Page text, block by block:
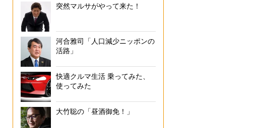
突然マルサがやって来た！
河合雅司「人口減少ニッポンの
活路」
快適クルマ生活 乗ってみた、
使ってみた
大竹聡の「昼酒御免！」